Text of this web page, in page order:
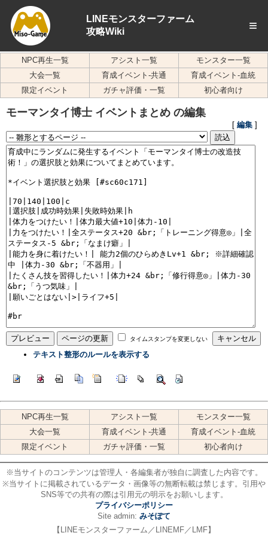
LINEモンスターファーム
攻略Wiki
≡
NPC再生一覧 アシスト一覧
モンスター一覧
大会一覧
育成イベント-共通
育成イベント-血統
限定イベント
ガチャ評価・一覧 初心者向け
モーマンタイ博士 イベントまとめ の編集
[ 編集 ]
タイムスタンプを変更しない
テキスト整形のルールを表示する
NPC再生一覧 アシスト一覧
モンスター一覧
大会一覧
育成イベント-共通
育成イベント-血統
限定イベント
ガチャ評価・一覧 初心者向け
※当サイトのコンテンツは管理人・各編集者が独自に調査した内容です。
※当サイトに掲載されているデータ・画像等の無断転載は禁じます。引用や
SNS等での共有の際は引用元の明示をお願いします。
プライバシーポリシー
Site admin: みそぽて
【LINEモンスターファーム／LINEMF／LMF】